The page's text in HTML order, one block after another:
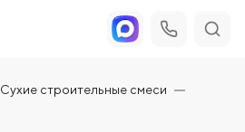
Сухие строительные смеси